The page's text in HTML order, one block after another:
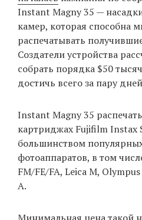
EN
UA
Instant Magny 35 —
камер, которая способна
распечатывать
Создатели устройства
собрать порядка $50
достичь всего за пару
Instant Magny 35
картриджах Fujifilm Instax
большинством
фотоаппаратов, в том
FM/FE/FA, Leica M,
A.